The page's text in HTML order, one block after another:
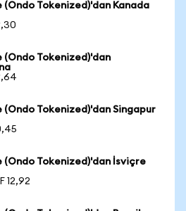
Tokenized)'dan Kanada
(Ondo Tokenized)'dan
Tokenized)'dan Singapur
Tokenized)'dan İsviçre
12,92